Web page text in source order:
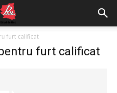
furt calificat
furt calificat